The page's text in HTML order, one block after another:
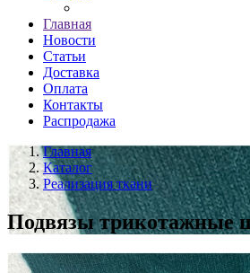
Главная
Новости
Статьи
Доставка
Оплата
Контакты
Распродажа
Главная
Каталог
Реализация ткани
Подвязы трикотажные